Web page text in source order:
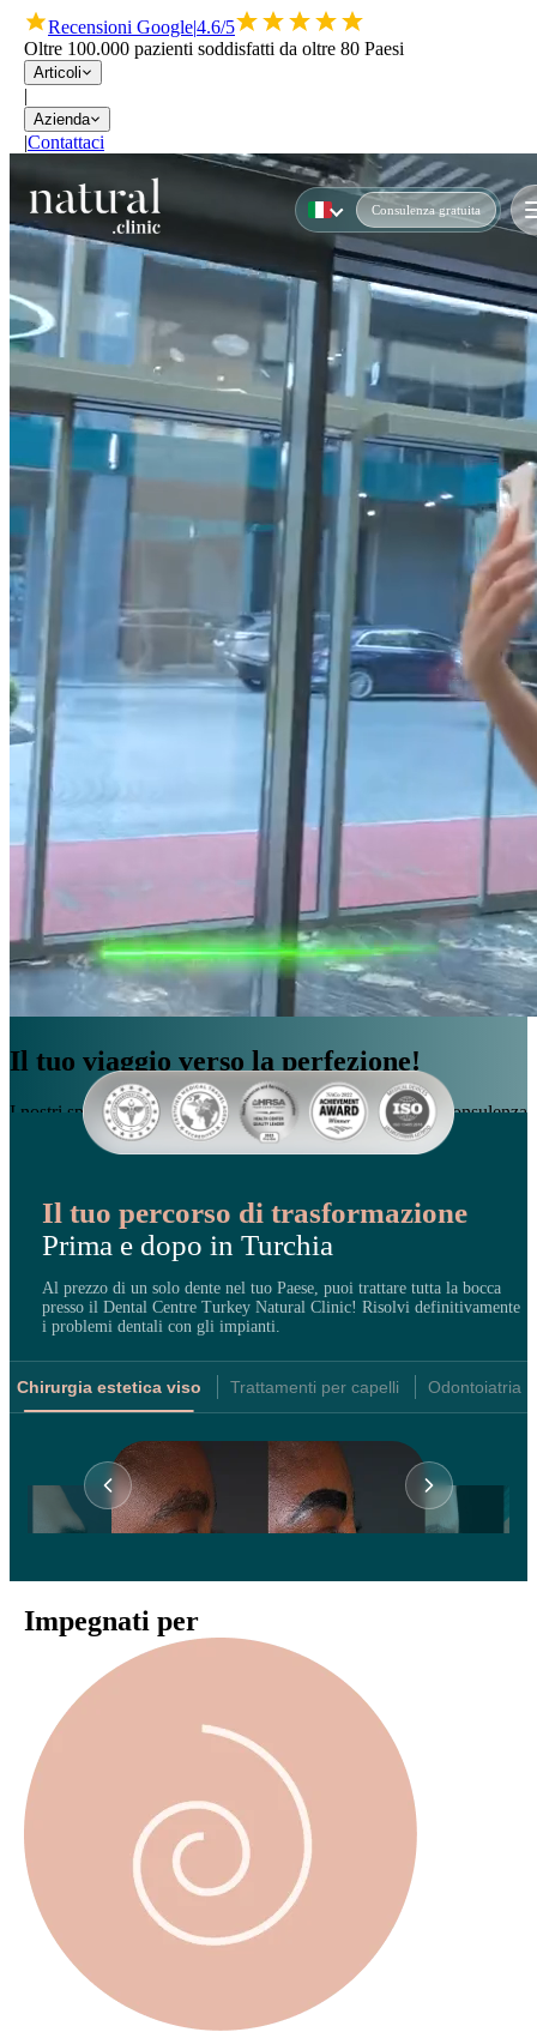
Recensioni Google|4.6/5
Oltre 100.000 pazienti soddisfatti da oltre 80 Paesi
Articoli
|
Azienda
|Contattaci
Consulenza gratuita
Il tuo viaggio verso la perfezione!
I nostri specialisti sono qui per guidarti. Prenota oggi una consulenza
Il tuo percorso di trasformazione
Prima e dopo in Turchia
Al prezzo di un solo dente nel tuo Paese, puoi trattare tutta la bocca
presso il Dental Centre Turkey Natural Clinic! Risolvi definitivamente
i problemi dentali con gli impianti.
Chirurgia estetica viso Trattamenti per capelli Odontoiatria
Impegnati per